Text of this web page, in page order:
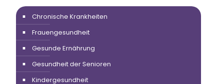
Chronische Krankheiten
Frauengesundheit
Gesunde Ernährung
Gesundheit der Senioren
Kindergesundheit